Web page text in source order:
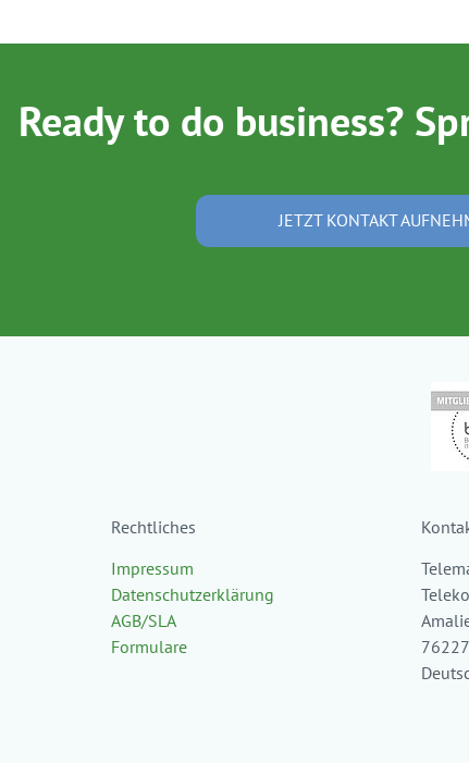
Ready to do business?
JETZT KONTAKT
Rechtliches
Impressum
Datenschutzerklärung
AGB/SLA
Formulare